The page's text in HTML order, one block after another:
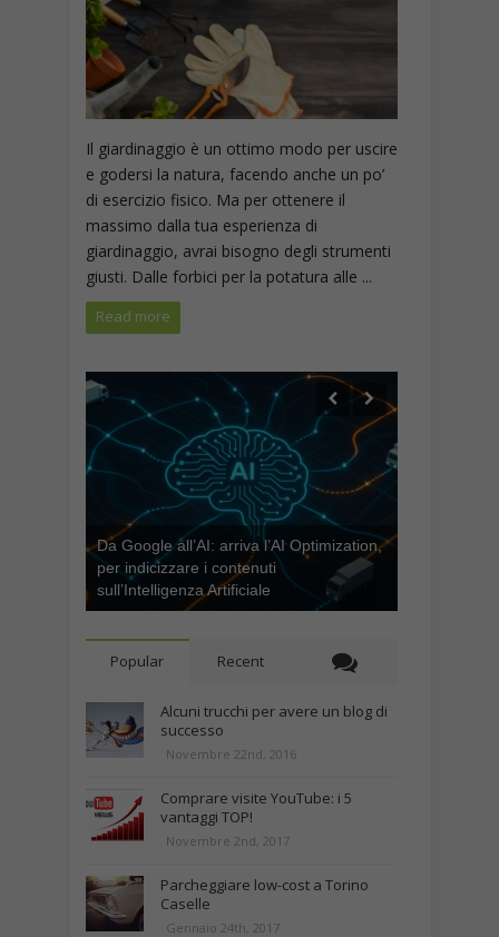
Il giardinaggio è un ottimo modo per uscire
e godersi la natura, facendo anche un po’
di esercizio fisico. Ma per ottenere il
massimo dalla tua esperienza di
giardinaggio, avrai bisogno degli strumenti
giusti. Dalle forbici per la potatura alle ...
Read more
Da Google all’AI: arriva l’AI Optimization,
per indicizzare i contenuti
sull’Intelligenza Artificiale
Popular Recent
Alcuni trucchi per avere un blog di
successo
Novembre 22nd, 2016
Comprare visite YouTube: i 5
vantaggi TOP!
Novembre 2nd, 2017
Parcheggiare low-cost a Torino
Caselle
Gennaio 24th, 2017